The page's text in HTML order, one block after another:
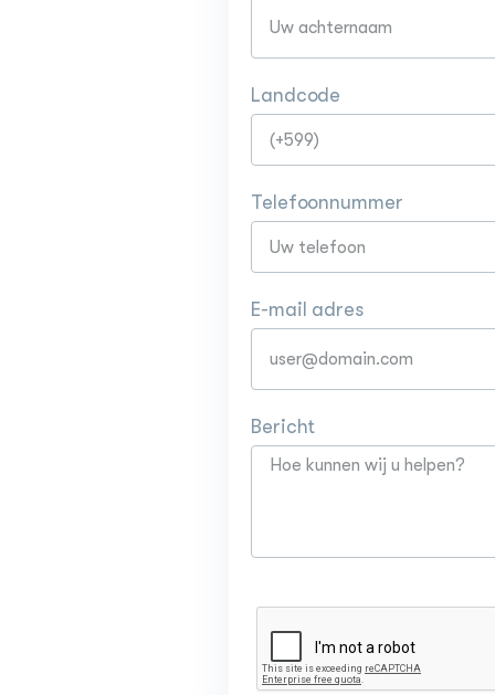
Landcode
Telefoonnummer
E-mail adres
Bericht